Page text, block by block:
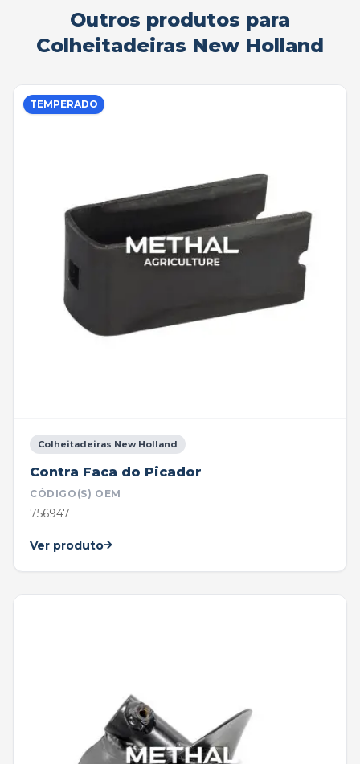
Outros produtos para
Colheitadeiras New Holland
TEMPERADO
Colheitadeiras New Holland
Contra Faca do Picador
CÓDIGO(S) OEM
756947
Ver produto